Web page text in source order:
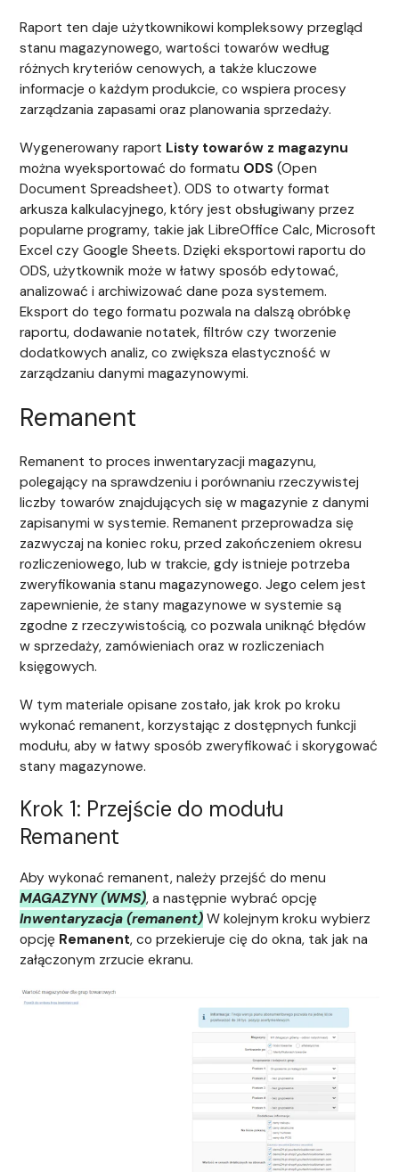
Raport ten daje użytkownikowi kompleksowy przegląd
stanu magazynowego, wartości towarów według
różnych kryteriów cenowych, a także kluczowe
informacje o każdym produkcie, co wspiera procesy
zarządzania zapasami oraz planowania sprzedaży.
Wygenerowany raport Listy towarów z magazynu
można wyeksportować do formatu ODS (Open
Document Spreadsheet). ODS to otwarty format
arkusza kalkulacyjnego, który jest obsługiwany przez
popularne programy, takie jak LibreOffice Calc, Microsoft
Excel czy Google Sheets. Dzięki eksportowi raportu do
ODS, użytkownik może w łatwy sposób edytować,
analizować i archiwizować dane poza systemem.
Eksport do tego formatu pozwala na dalszą obróbkę
raportu, dodawanie notatek, filtrów czy tworzenie
dodatkowych analiz, co zwiększa elastyczność w
zarządzaniu danymi magazynowymi.
Remanent
Remanent to proces inwentaryzacji magazynu,
polegający na sprawdzeniu i porównaniu rzeczywistej
liczby towarów znajdujących się w magazynie z danymi
zapisanymi w systemie. Remanent przeprowadza się
zazwyczaj na koniec roku, przed zakończeniem okresu
rozliczeniowego, lub w trakcie, gdy istnieje potrzeba
zweryfikowania stanu magazynowego. Jego celem jest
zapewnienie, że stany magazynowe w systemie są
zgodne z rzeczywistością, co pozwala uniknąć błędów
w sprzedaży, zamówieniach oraz w rozliczeniach
księgowych.
W tym materiale opisane zostało, jak krok po kroku
wykonać remanent, korzystając z dostępnych funkcji
modułu, aby w łatwy sposób zweryfikować i skorygować
stany magazynowe.
Krok 1: Przejście do modułu
Remanent
Aby wykonać remanent, należy przejść do menu
MAGAZYNY (WMS), a następnie wybrać opcję
Inwentaryzacja (remanent) W kolejnym kroku wybierz
opcję Remanent, co przekieruje cię do okna, tak jak na
załączonym zrzucie ekranu.